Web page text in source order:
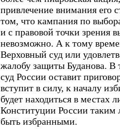
привлечение внимания его
том, что кампания по
и с правовой точки зрения
невозможно. А к тому
Верховный суд или
жалобу защиты Буданова. В
суд России оставит
вступит в силу, к началу
будет находиться в местах
Конституции России таким
быть избранными.